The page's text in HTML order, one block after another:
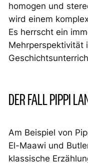
homogen und
wird einem
Es herrscht ein
Mehrperspektivität
DER FALL PIPPI
Am Beispiel von
El-Maawi und
klassische